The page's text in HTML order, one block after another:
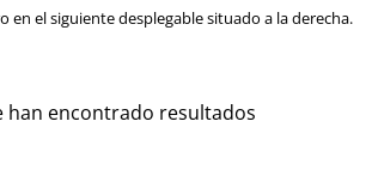
el siguiente desplegable situado a la derecha.
han encontrado resultados